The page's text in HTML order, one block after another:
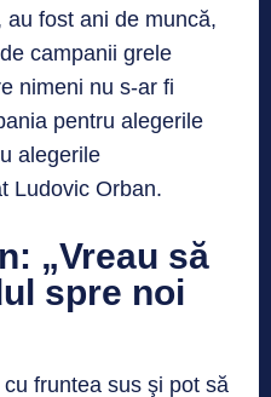
fost ani de muncă,
campanii grele
nimeni nu s-ar fi
pentru alegerile
alegerile
Ludovic Orban.
„Vreau să
spre noi
fruntea sus şi pot să